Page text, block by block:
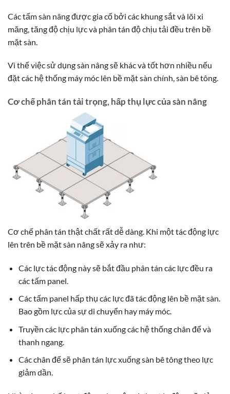
Các tấm sàn nâng được gia cố bởi các khung sắt và lõi xi
măng, tăng độ chịu lực và phân tán độ chịu tải đều trên bề
mặt sàn.
Vì thế việc sử dụng sàn nâng sẽ khác và tốt hơn nhiều nếu
đặt các hệ thống máy móc lên bề mặt sàn chính, sàn bê tông.
Cơ chế phân tán tải trọng, hấp thụ lực của sàn nâng
Cơ chế phân tán thật chất rất dễ dàng. Khi một tác động lực
lên trên bề mặt sàn nâng sẽ xảy ra như:
Các lực tác động này sẽ bắt đầu phân tán các lực đều ra
các tấm panel.
Các tấm panel hấp thụ các lực đã tác động lên bề mặt sàn.
Bao gồm lực của sự di chuyển hay máy móc.
Truyền các lực phân tán xuống các hệ thống chân đế và
thanh ngang.
Các chân đế sẽ phân tán lực xuống sàn bê tông theo lực
giảm dần.